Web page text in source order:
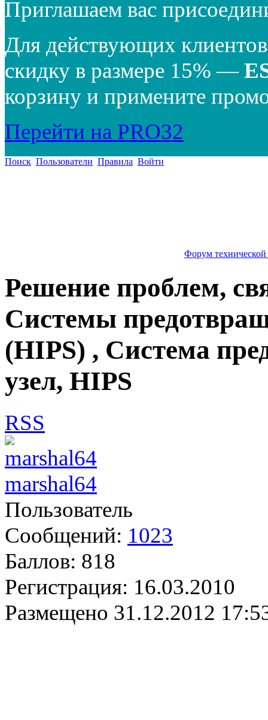
Приглашаем вас
Для действующих
скидку в размере 15% —
корзину и примените
Перейти на PRO32
Поиск Пользователи Правила Войти
Форум
Решение проблем,
Системы
(HIPS) , Система
узел, HIPS
RSS
marshal64
Пользователь
Сообщений: 1023
Баллов: 818
Регистрация: 16.03.2010
Размещено 31.12.2012